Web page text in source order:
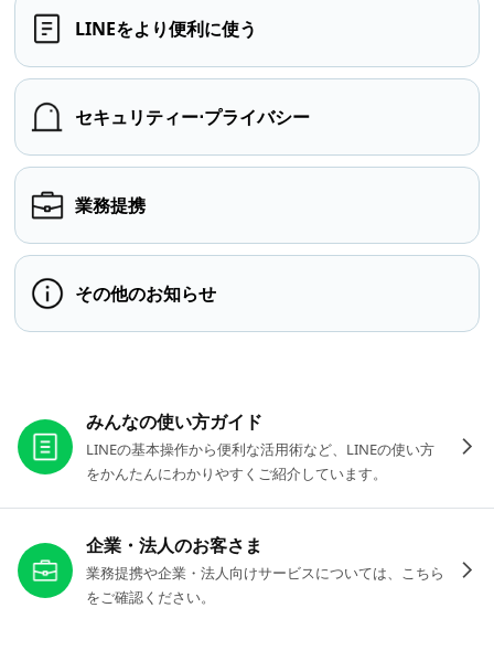
LINEをより便利に使う
セキュリティー⋅プライバシー
業務提携
その他のお知らせ
みんなの使い方ガイド
LINEの基本操作から便利な活用術など、LINEの使い方
をかんたんにわかりやすくご紹介しています。
企業・法人のお客さま
業務提携や企業・法人向けサービスについては、こちら
をご確認ください。